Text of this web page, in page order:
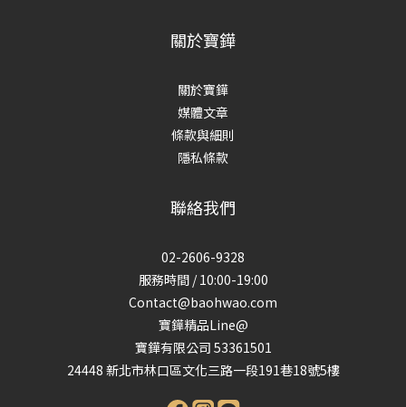
關於寶鏵
關於寶鏵
媒體文章
條款與細則
隱私條款
聯絡我們
02-2606-9328
服務時間 / 10:00-19:00
Contact@baohwao.com
寶鏵精品Line@
寶鏵有限公司 53361501
24448 新北市林口區文化三路一段191巷18號5樓